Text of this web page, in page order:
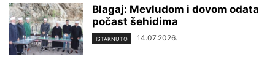
Blagaj: Mevludom i dovom odata
počast šehidima
ISTAKNUTO 14.07.2026.